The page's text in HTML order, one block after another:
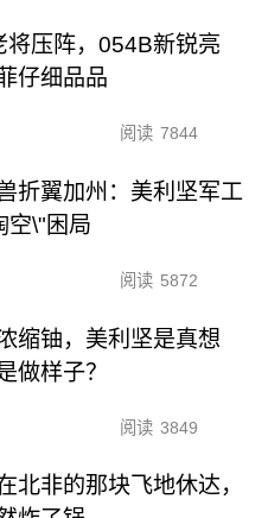
将压阵，054B新锐亮
仔细品品
阅读 7844
折翼加州：美利坚军工
空\"困局
阅读 5872
缩铀，美利坚是真想
做样子？
阅读 3849
北非的那块飞地休达，